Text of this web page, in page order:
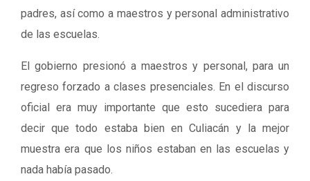
padres, así como a maestros y personal administrativo
de las escuelas.
El gobierno presionó a maestros y personal, para un
regreso forzado a clases presenciales. En el discurso
oficial era muy importante que esto sucediera para
decir que todo estaba bien en Culiacán y la mejor
muestra era que los niños estaban en las escuelas y
nada había pasado.